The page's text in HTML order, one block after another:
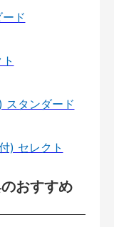
ド
スタンダード
) セレクト
おすすめ